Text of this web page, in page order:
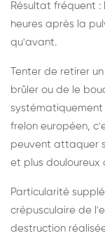
Résultat fréquent
heures après la
qu'avant.
Tenter de retirer
brûler ou de le
systématiquement
frelon européen,
peuvent attaquer
et plus douloureux
Particularité
crépusculaire de
destruction